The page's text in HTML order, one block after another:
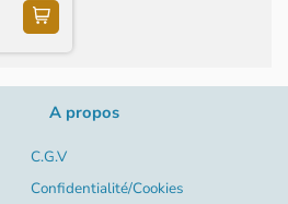
A propos
C.G.V
Confidentialité/Cookies